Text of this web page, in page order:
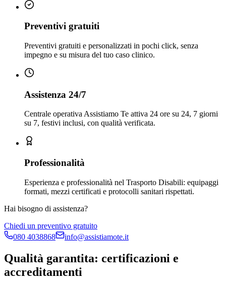
Preventivi gratuiti
Preventivi gratuiti e personalizzati in pochi click, senza
impegno e su misura del tuo caso clinico.
Assistenza 24/7
Centrale operativa Assistiamo Te attiva 24 ore su 24, 7 giorni
su 7, festivi inclusi, con qualità verificata.
Professionalità
Esperienza e professionalità nel Trasporto Disabili: equipaggi
formati, mezzi certificati e protocolli sanitari rispettati.
Hai bisogno di assistenza?
Chiedi un preventivo gratuito
080 4038868
info@assistiamote.it
Qualità garantita: certificazioni e
accreditamenti